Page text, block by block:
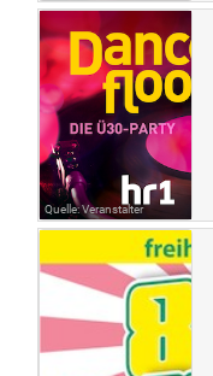
Quelle: Veranstalter